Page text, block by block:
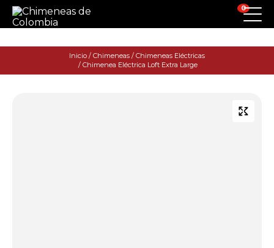
0
Inicio / Chimeneas / Chimeneas Eléctricas
/ Chimenea Eléctrica Loft Extra Large